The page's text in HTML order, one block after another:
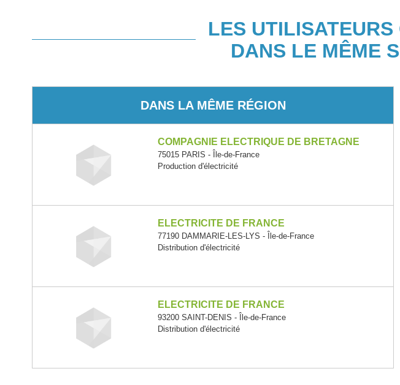
LES
DANS LE MÊME
DANS LA MÊME RÉGION
COMPAGNIE ELECTRIQUE DE BRETAGNE
75015 PARIS - Île-de-France
Production d'électricité
ELECTRICITE DE FRANCE
77190 DAMMARIE-LES-LYS - Île-de-France
Distribution d'électricité
ELECTRICITE DE FRANCE
93200 SAINT-DENIS - Île-de-France
Distribution d'électricité